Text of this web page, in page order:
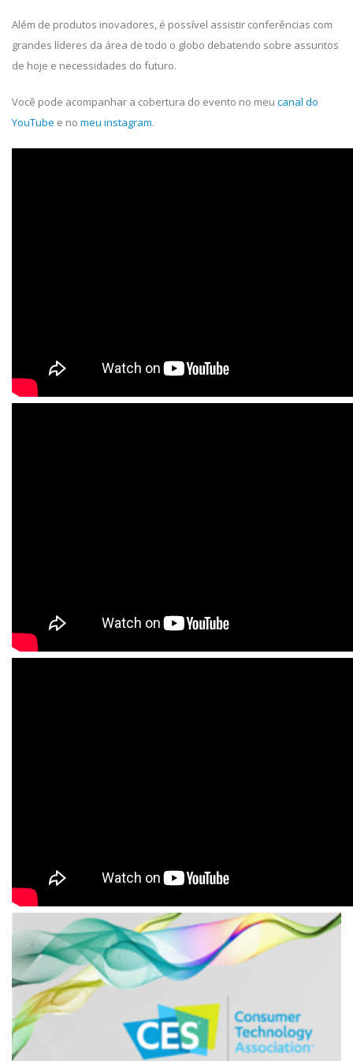
Além de produtos inovadores, é possível assistir conferências com
grandes líderes da área de todo o globo debatendo sobre assuntos
de hoje e necessidades do futuro.
Você pode acompanhar a cobertura do evento no meu canal do
YouTube e no meu instagram.